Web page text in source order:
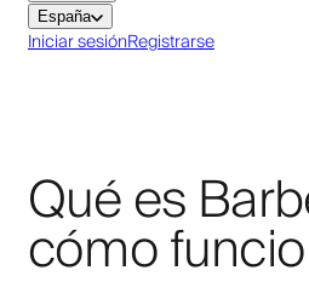
España
Iniciar sesiónRegistrarse
Qué es
cómo